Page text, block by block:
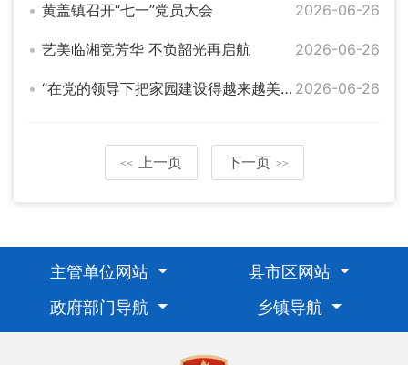
黄盖镇召开“七一”党员大会 2026-06-26
艺美临湘竞芳华 不负韶光再启航 2026-06-26
“在党的领导下把家园建设得越来越美”——习近平总书记在山东德州考察纪实 2026-06-26
<< 上一页 下一页 >>
主管单位网站
县市区网站
政府部门导航
乡镇导航